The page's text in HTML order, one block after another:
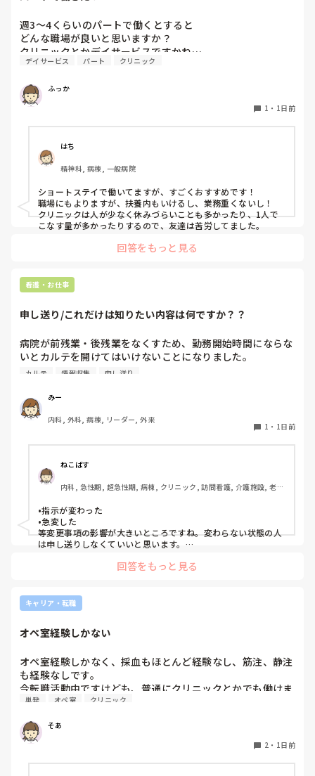
「受かったところを蹴って外部に行くなんて社会人としてど
うかと思うけど。」と言われましたが、1年生の頃からお伝
えしていますし意志を曲げるつもりは毛頭ありませんと伝え
たところ、「じゃあ内部の試験も受けてから考えようか」と
また、内部の試験は第1志望〜第3志望まで必ず書かなければ
なら尚更B病院は受けますって伝えた上で内部の試験をした
のですが、絶対に内部に行かせたいと思ったのか、学年で私
だけ推薦して確実にA病院に行ける事になりました。
でも、そんなこと頼んでいません。B病院を受けることは何
度もお伝えしているのに…勝手に推薦されて、「推薦してあ
げてここまでやってあげてるのに外部受けるなんて有り得な
いしそれって人としてどうなの？」と言われました。八方塞
私の学校では担任→校長の許可が降りないと必要書類の申請
をすることができません。申請が通っても貰えるまで１ヶ月
かかります。
B病院の看護部長さんは、是非あなたに来て欲しいと言って
くださっていて私も行きたいと思っています。
私の人生のことだから私が決めたいです。推薦されようがさ
れまいがB病院を受けることは決めていました。なのに推薦
されたことで申請を通す気はないとはっきり言われました。
就職担当の事務に相談したら、「1年だけAで働いてその後B
いったら？」と私の経歴に傷がつくことがわかっているのに
他人事扱いです。本当に酷い…
B病院は諦めたくありません。ていうか受かる可能性低いで
す。倍率高いので。絶対に行ける可能性が低いのになぜか裏
で手を回されました。
どうしたら話が通じると思いますか？なんかもう疲れちゃっ
て。
ここまで読んでくださりありがとうございました。客観的に
見ることがもう出来なくなってしまっているので第三者の目
線でご意見頂きたいです。お時間あったらコメントお願いし
ます。
週3〜4くらいのパートで働くとすると
どんな職場が良いと思いますか？
クリニックとかデイサービスですかね…
デイサービス パート クリニック
ふっか
1 ・ 1日前
はち
精神科, 病棟, 一般病院
ショートステイで働いてますが、すごくおすすめです！
職場にもよりますが、扶養内もいけるし、業務重くないし！
クリニックは人が少なく休みづらいことも多かったり、1人で
こなす量が多かったりするので、友達は苦労してました。
回答をもっと見る
看護・お仕事
申し送り/これだけは知りたい内容は何ですか？？
病院が前残業・後残業をなくすため、勤務開始時間にならな
いとカルテを開けてはいけないことになりました。
りと記録に残していない場合はとても困ることが増えまし
た。申し送り自体は存在していますが、後残業もなくす風潮
で、5分以内で終わるように、と言われています。
人にもよるのですが、端的な申し送りのためにこれだけは知
っておきたい内容は何ですか？？
カルテ 情報収集 申し送り
みー
内科, 外科, 病棟, リーダー, 外来
1 ・ 1日前
ねこばす
内科, 急性期, 超急性期, 病棟, クリニック, 訪問看護, 介護施設, 老健
末期, 透析, 保育園・学校, SCU, 派遣, 小規模多機能, 看護多機能
•指示が変わった
•急変した
等変更事項の影響が大きいところですね。変わらない状態の人
は申し送りしなくていいと思います。
Wordで文章を作って渡してました。
回答をもっと見る
キャリア・転職
オペ室経験しかない
オペ室経験しかなく、採血もほとんど経験なし、筋注、静注
も経験なしです。
今転職活動中ですけども、普通にクリニックとかでも働けま
すかね(考えてるところは、眼科や皮膚科あたりです)
もう一つ、単発のバイトもしたいのですがオペ室経験しかな
い人でも働けるようなところはありますかね。
病棟経験も一度もないので色々と不安でいっぱいです。
単発 オペ室 クリニック
そあ
2 ・ 1日前